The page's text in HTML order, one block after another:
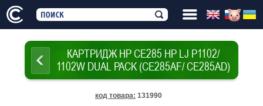
КАРТРИДЖ HP CE285 HP LJ P1102/
1102W DUAL PACK (CE285AF/ CE285AD)
код товара: 131990